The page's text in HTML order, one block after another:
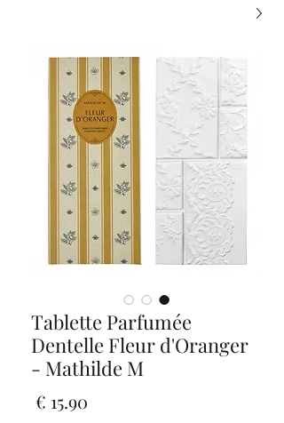
Tablette Parfumée
Dentelle Fleur d'Oranger
- Mathilde M